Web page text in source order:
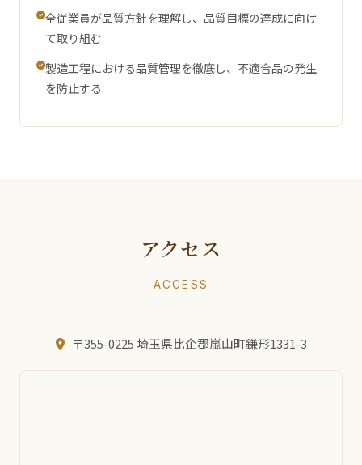
全従業員が品質方針を理解し、品質目標の達成に向け
て取り組む
製造工程における品質管理を徹底し、不適合品の発生
を防止する
アクセス
ACCESS
〒355-0225 埼玉県比企郡嵐山町鎌形1331-3